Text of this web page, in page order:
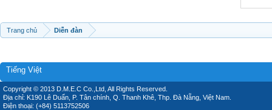
Trang chủ Diễn đàn
Tiếng Việt
Copyright © 2013 D.M.E.C Co.,Ltd, All Rights Reserved.
Địa chỉ: K190 Lê Duẩn, P. Tân chính, Q. Thanh Khê, Thp. Đà Nẵng, Việt Nam.
Điện thoại: (+84) 5113752506